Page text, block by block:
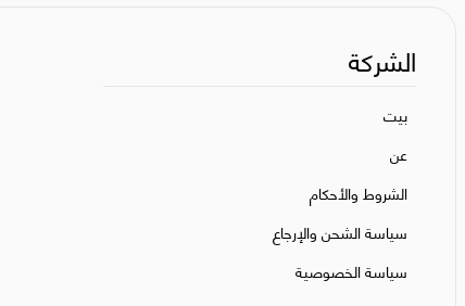
الشركة
بيت
عن
الشروط والأحكام
سياسة الشحن والإرجاع
سياسة الخصوصية